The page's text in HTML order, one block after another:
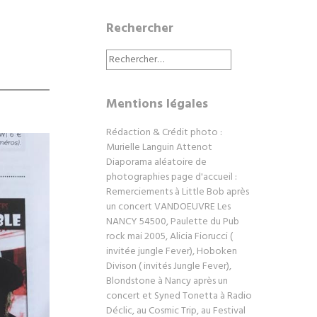
Rechercher
Rechercher :
Mentions légales
Rédaction & Crédit photo :
Murielle Languin Attenot
Diaporama aléatoire de
photographies page d'accueil :
Remerciements à Little Bob après
un concert VANDOEUVRE Les
NANCY 54500, Paulette du Pub
rock mai 2005, Alicia Fiorucci (
invitée jungle Fever), Hoboken
Divison ( invités Jungle Fever),
Blondstone à Nancy après un
concert et Syned Tonetta à Radio
Déclic, au Cosmic Trip, au Festival